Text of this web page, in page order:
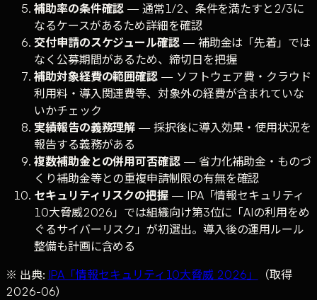
補助率の条件確認 — 通常1/2、条件を満たすと2/3に
なるケースがあるため詳細を確認
交付申請のスケジュール確認— 補助金は「先着」では
なく公募期間があるため、締切日を把握
補助対象経費の範囲確認 — ソフトウェア費・クラウド
利用料・導入関連費等、対象外の経費が含まれていな
いかチェック
実績報告の義務理解 — 採択後に導入効果・使用状況を
報告する義務がある
複数補助金との併用可否確認— 省力化補助金・ものづ
くり補助金等との重複申請制限の有無を確認
セキュリティリスクの把握 — IPA「情報セキュリティ
10大脅威2026」では組織向け第3位に「AIの利用をめ
ぐるサイバーリスク」が初選出。導入後の運用ルール
整備も計画に含める
※ 出典: IPA「情報セキュリティ10大脅威 2026」
（取得
2026-06）